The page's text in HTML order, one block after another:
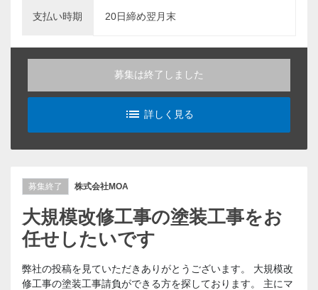
支払い時期 20日締め翌月末
募集は終了しました
list_alt
詳しく見る
募集終了 株式会社MOA
大規模改修工事の塗装工事をお
任せしたいです
弊社の投稿を見ていただきありがとうございます。 大規模改
修工事の塗装工事請負ができる方を探しております。 主にマ